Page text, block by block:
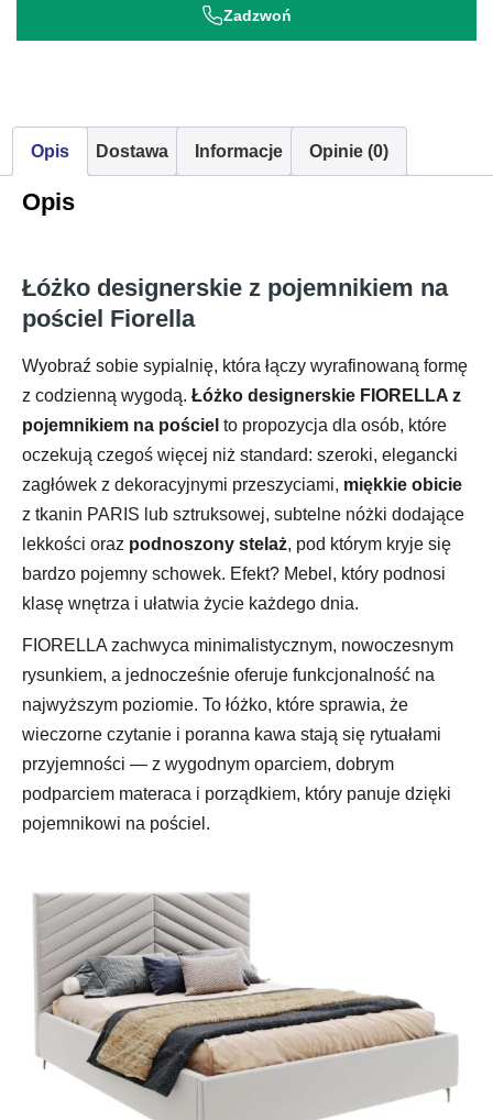
Zadzwoń
Opis Dostawa Informacje Opinie (0)
Opis
Łóżko designerskie z pojemnikiem na
pościel Fiorella
Wyobraź sobie sypialnię, która łączy wyrafinowaną formę
z codzienną wygodą. Łóżko designerskie FIORELLA z
pojemnikiem na pościel to propozycja dla osób, które
oczekują czegoś więcej niż standard: szeroki, elegancki
zagłówek z dekoracyjnymi przeszyciami, miękkie obicie
z tkanin PARIS lub sztruksowej, subtelne nóżki dodające
lekkości oraz podnoszony stelaż, pod którym kryje się
bardzo pojemny schowek. Efekt? Mebel, który podnosi
klasę wnętrza i ułatwia życie każdego dnia.
FIORELLA zachwyca minimalistycznym, nowoczesnym
rysunkiem, a jednocześnie oferuje funkcjonalność na
najwyższym poziomie. To łóżko, które sprawia, że
wieczorne czytanie i poranna kawa stają się rytuałami
przyjemności — z wygodnym oparciem, dobrym
podparciem materaca i porządkiem, który panuje dzięki
pojemnikowi na pościel.